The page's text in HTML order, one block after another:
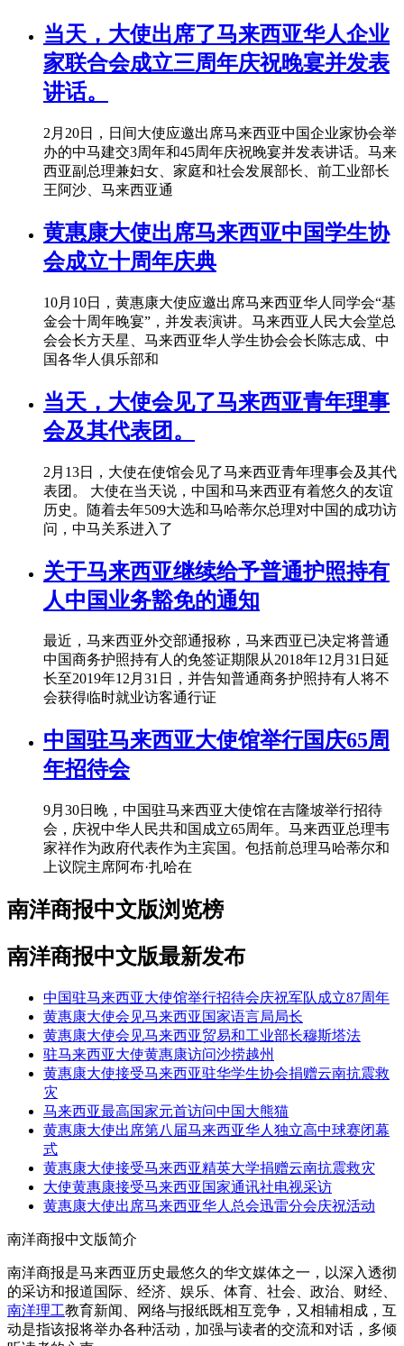
当天，大使出席了马来西亚华人企业
家联合会成立三周年庆祝晚宴并发表
讲话。
2月20日，日间大使应邀出席马来西亚中国企业家协会举
办的中马建交3周年和45周年庆祝晚宴并发表讲话。马来
西亚副总理兼妇女、家庭和社会发展部长、前工业部长
王阿沙、马来西亚通
黄惠康大使出席马来西亚中国学生协
会成立十周年庆典
10月10日，黄惠康大使应邀出席马来西亚华人同学会“基
金会十周年晚宴”，并发表演讲。马来西亚人民大会堂总
会会长方天星、马来西亚华人学生协会会长陈志成、中
国各华人俱乐部和
当天，大使会见了马来西亚青年理事
会及其代表团。
2月13日，大使在使馆会见了马来西亚青年理事会及其代
表团。 大使在当天说，中国和马来西亚有着悠久的友谊
历史。随着去年509大选和马哈蒂尔总理对中国的成功访
问，中马关系进入了
关于马来西亚继续给予普通护照持有
人中国业务豁免的通知
最近，马来西亚外交部通报称，马来西亚已决定将普通
中国商务护照持有人的免签证期限从2018年12月31日延
长至2019年12月31日，并告知普通商务护照持有人将不
会获得临时就业访客通行证
中国驻马来西亚大使馆举行国庆65周
年招待会
9月30日晚，中国驻马来西亚大使馆在吉隆坡举行招待
会，庆祝中华人民共和国成立65周年。马来西亚总理韦
家祥作为政府代表作为主宾国。包括前总理马哈蒂尔和
上议院主席阿布·扎哈在
南洋商报中文版浏览榜
南洋商报中文版最新发布
中国驻马来西亚大使馆举行招待会庆祝军队成立87周年
黄惠康大使会见马来西亚国家语言局局长
黄惠康大使会见马来西亚贸易和工业部长穆斯塔法
驻马来西亚大使黄惠康访问沙捞越州
黄惠康大使接受马来西亚驻华学生协会捐赠云南抗震救
灾
马来西亚最高国家元首访问中国大熊猫
黄惠康大使出席第八届马来西亚华人独立高中球赛闭幕
式
黄惠康大使接受马来西亚精英大学捐赠云南抗震救灾
大使黄惠康接受马来西亚国家通讯社电视采访
黄惠康大使出席马来西亚华人总会迅雷分会庆祝活动
南洋商报中文版简介
南洋商报是马来西亚历史最悠久的华文媒体之一，以深入透彻
的采访和报道国际、经济、娱乐、体育、社会、政治、财经、
南洋理工教育新闻、网络与报纸既相互竞争，又相辅相成，互
动是指该报将举办各种活动，加强与读者的交流和对话，多倾